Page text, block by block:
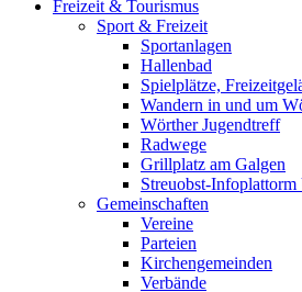
Freizeit & Tourismus
Sport & Freizeit
Sportanlagen
Hallenbad
Spielplätze,
Wandern in und um
Wörther Jugendtreff
Radwege
Grillplatz am Galgen
Streuobst-Infoplattorm
Gemeinschaften
Vereine
Parteien
Kirchengemeinden
Verbände